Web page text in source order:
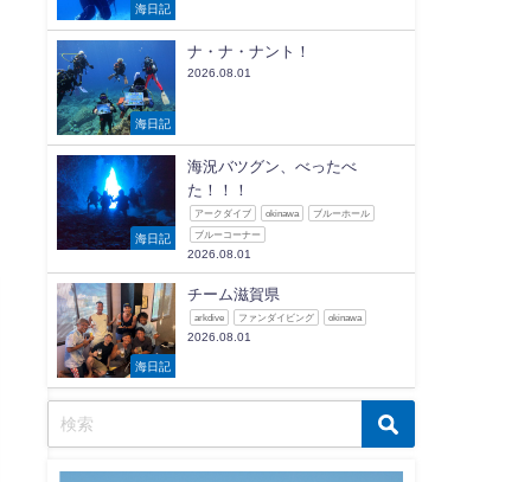
海日記
海日記
ナ・ナ・ナント！
2026.08.01
海日記
海況バツグン、べったべ
た！！！
アークダイブ okinawa ブルーホール
ブルーコーナー
2026.08.01
海日記
チーム滋賀県
arkdive ファンダイビング okinawa
2026.08.01